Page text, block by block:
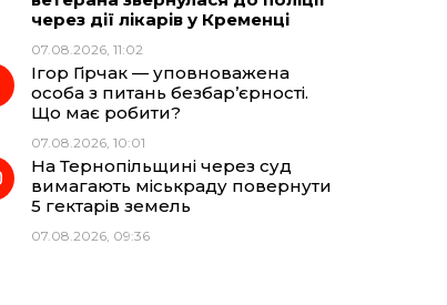
через дії лікарів у Кременці
07.08.2026, 11:02
Ігор Гірчак — уповноважена
особа з питань безбар’єрності.
Що має робити?
07.08.2026, 10:01
На Тернопільщині через суд
вимагають міськраду повернути
5 гектарів земель
07.08.2026, 09:36